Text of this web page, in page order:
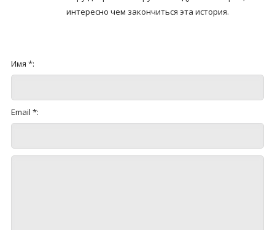
интересно чем закончиться эта история.
Имя *:
Email *: